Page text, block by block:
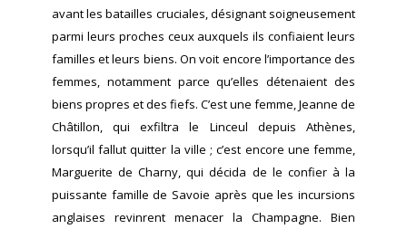
avant les batailles cruciales, désignant soigneusement
parmi leurs proches ceux auxquels ils confiaient leurs
familles et leurs biens. On voit encore l’importance des
femmes, notamment parce qu’elles détenaient des
biens propres et des fiefs. C’est une femme, Jeanne de
Châtillon, qui exfiltra le Linceul depuis Athènes,
lorsqu’il fallut quitter la ville ; c’est encore une femme,
Marguerite de Charny, qui décida de le confier à la
puissante famille de Savoie après que les incursions
anglaises revinrent menacer la Champagne. Bien